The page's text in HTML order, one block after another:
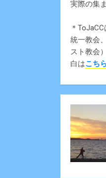
実際の集
＊
統一教会
スト教会
白はこち